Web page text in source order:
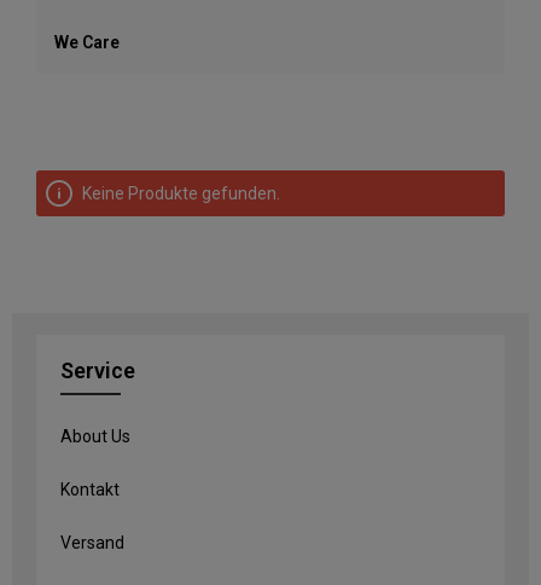
We Care
Keine Produkte gefunden.
Service
About Us
Kontakt
Versand